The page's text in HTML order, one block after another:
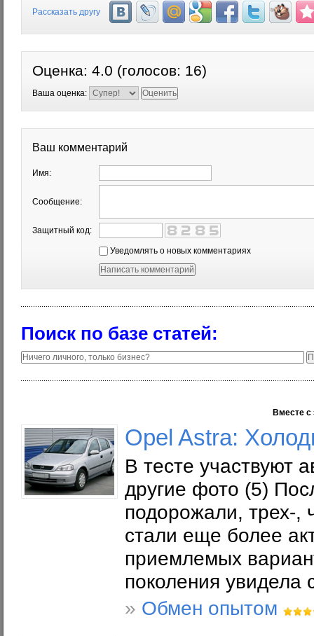
Рассказать другу
Оценка: 4.0 (голосов: 16)
Ваша оценка:
Ваш комментарий
Имя:
Сообщение:
Защитный код:
Уведомлять о новых комментариях
Поиск по базе статей:
Вместе с
Opel Astra:
В тесте участвуют
другие фото (5)
подорожали, трех-,
стали еще более
приемлемых
поколения увидела
» Обмен опытом